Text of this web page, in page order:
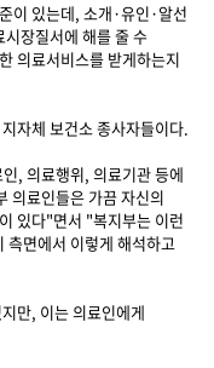
이 있는데, 소개·유인·알선
장질서에 해를 줄 수
의료서비스를 받게하는지
자체 보건소 종사자들이다.
, 의료행위, 의료기관 등에
의료인들은 가끔 자신의
있다"면서 "복지부는 이런
측면에서 이렇게 해석하고
만, 이는 의료인에게